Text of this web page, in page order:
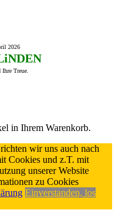
2026
Treue.
in Ihrem Warenkorb.
wir uns auch nach
Cookies und z.T. mit
unserer Website
zu Cookies
Einverstanden, los